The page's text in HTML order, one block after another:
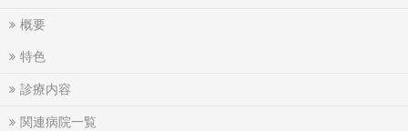
概要
特色
診療内容
関連病院一覧